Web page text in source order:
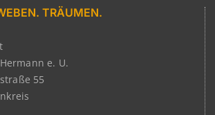
TRÄUMEN.
e. U.
55